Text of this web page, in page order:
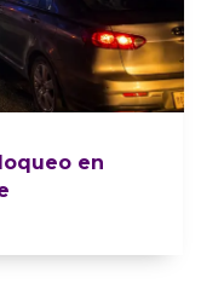
en